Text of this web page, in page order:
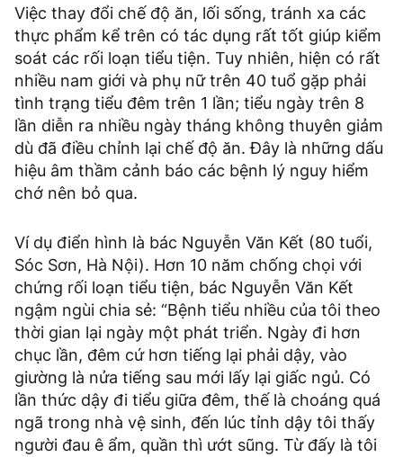
Việc thay đổi chế độ ăn, lối sống, tránh xa các
thực phẩm kể trên có tác dụng rất tốt giúp kiểm
soát các rối loạn tiểu tiện. Tuy nhiên, hiện có rất
nhiều nam giới và phụ nữ trên 40 tuổ gặp phải
tình trạng tiểu đêm trên 1 lần; tiểu ngày trên 8
lần diễn ra nhiều ngày tháng không thuyên giảm
dù đã điều chỉnh lại chế độ ăn. Đây là những dấu
hiệu âm thầm cảnh báo các bệnh lý nguy hiểm
chớ nên bỏ qua.
Ví dụ điển hình là bác Nguyễn Văn Kết (80 tuổi,
Sóc Sơn, Hà Nội). Hơn 10 năm chống chọi với
chứng rối loạn tiểu tiện, bác Nguyễn Văn Kết
ngậm ngùi chia sẻ: “Bệnh tiểu nhiều của tôi theo
thời gian lại ngày một phát triển. Ngày đi hơn
chục lần, đêm cứ hơn tiếng lại phải dậy, vào
giường là nửa tiếng sau mới lấy lại giấc ngủ. Có
lần thức dậy đi tiểu giữa đêm, thế là choáng quá
ngã trong nhà vệ sinh, đến lúc tỉnh dậy tôi thấy
người đau ê ẩm, quần thì ướt sũng. Từ đấy là tôi